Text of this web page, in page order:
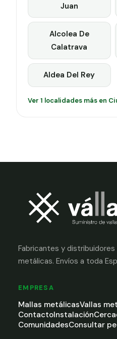
Juan
Alcolea De
Calatrava
Aldea Del Rey
Ver 1 localidades más en
Fabricantes y distribuidores
metálicas. Envíos a toda
EMPRESA
Mallas metálicasVallas
ContactoInstalación
ComunidadesConsultar